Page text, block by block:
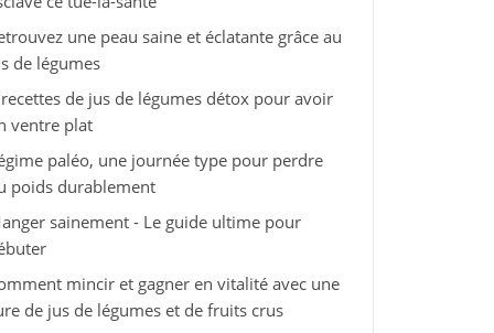
une peau saine et éclatante grâce au
de légumes
de jus de légumes détox pour avoir
ventre plat
paléo, une journée type pour perdre
poids durablement
sainement - Le guide ultime pour
mincir et gagner en vitalité avec une
de jus de légumes et de fruits crus